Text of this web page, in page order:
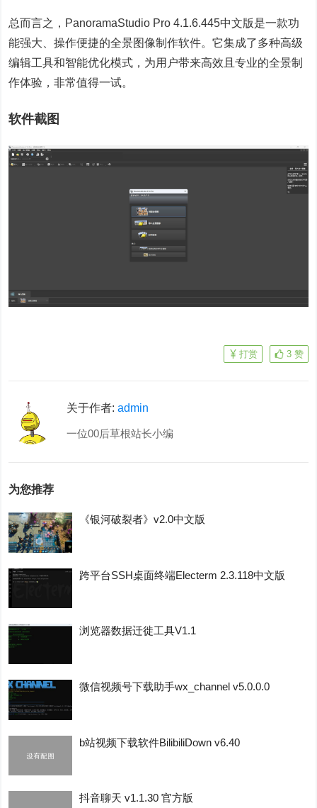
总而言之，PanoramaStudio Pro 4.1.6.445中文版是一款功
能强大、操作便捷的全景图像制作软件。它集成了多种高级
编辑工具和智能优化模式，为用户带来高效且专业的全景制
作体验，非常值得一试。
软件截图
3 赞
打赏
关于作者:admin
一位00后草根站长小编
为您推荐
《银河破裂者》v2.0中文版
跨平台SSH桌面终端Electerm 2.3.118中文版
浏览器数据迁徙工具V1.1
微信视频号下载助手wx_channel v5.0.0.0
b站视频下载软件BilibiliDown v6.40
抖音聊天 v1.1.30 官方版